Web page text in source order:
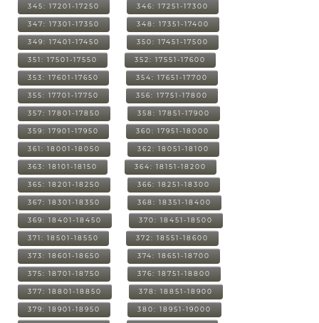
345: 17201-17250 346: 17251-17300
347: 17301-17350 348: 17351-17400
349: 17401-17450 350: 17451-17500
351: 17501-17550 352: 17551-17600
353: 17601-17650 354: 17651-17700
355: 17701-17750 356: 17751-17800
357: 17801-17850 358: 17851-17900
359: 17901-17950 360: 17951-18000
361: 18001-18050 362: 18051-18100
363: 18101-18150 364: 18151-18200
365: 18201-18250 366: 18251-18300
367: 18301-18350 368: 18351-18400
369: 18401-18450 370: 18451-18500
371: 18501-18550 372: 18551-18600
373: 18601-18650 374: 18651-18700
375: 18701-18750 376: 18751-18800
377: 18801-18850 378: 18851-18900
379: 18901-18950 380: 18951-19000